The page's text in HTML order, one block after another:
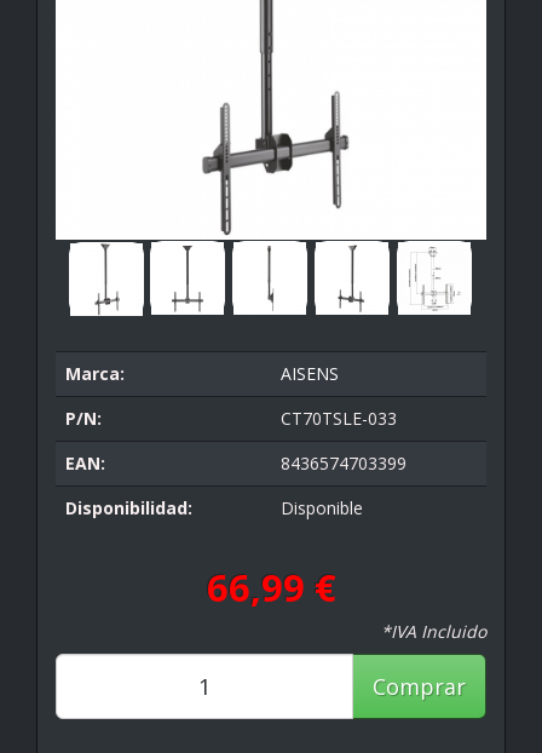
Marca:
AISENS
P/N:
CT70TSLE-033
EAN:
8436574703399
Disponibilidad:
Disponible
66,99 €
*IVA Incluido
Comprar